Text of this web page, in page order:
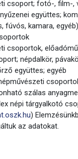
csoport; fotó-, film-,
együttes;
fúvós, kamara,
csoportok,
népdalkör,
együttes; egyéb
szálas
népi tárgyalkotó
)
az adatokat.